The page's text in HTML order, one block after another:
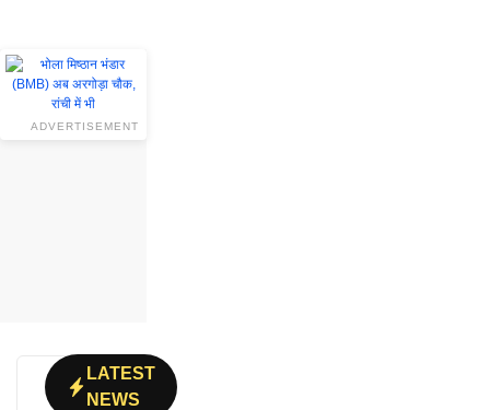
ADVERTISEMENT
LATEST
NEWS